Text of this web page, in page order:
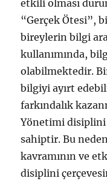
etkili olması
“Gerçek Ötesi”,
bireylerin bilgi
kullanımında,
olabilmektedir.
bilgiyi ayırt
farkındalık
Yönetimi
sahiptir. Bu
kavramının ve
disiplini